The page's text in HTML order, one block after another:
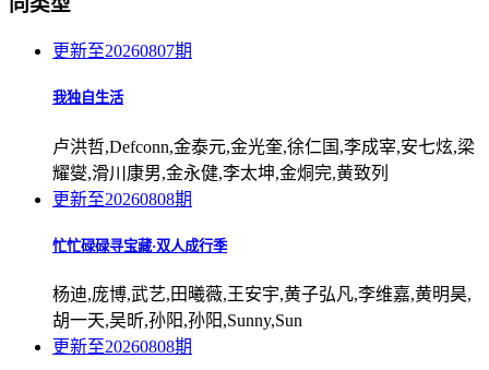
更新至20260807期
我独自生活
卢洪哲,Defconn,金泰元,金光奎,徐仁国,李成宰,安七炫,梁
耀燮,滑川康男,金永健,李太坤,金烔完,黄致列
更新至20260808期
忙忙碌碌寻宝藏·双人成行季
杨迪,庞博,武艺,田曦薇,王安宇,黄子弘凡,李维嘉,黄明昊,
胡一天,吴昕,孙阳,孙阳,Sunny,Sun
更新至20260808期